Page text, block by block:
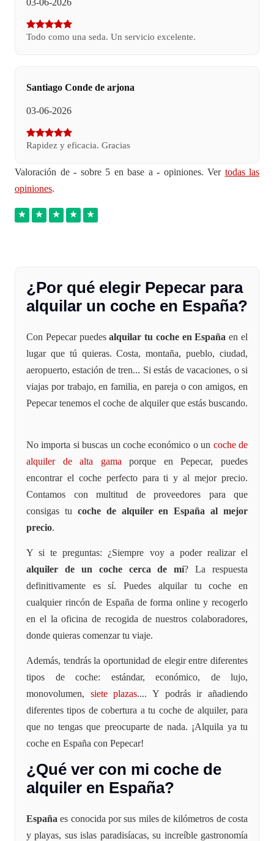
03-06-2026
Todo como una seda. Un servicio excelente.
Santiago Conde de arjona
03-06-2026
Rapidez y eficacia. Gracias
Valoración de - sobre 5 en base a - opiniones. Ver todas las
opiniones.
¿Por qué elegir Pepecar para
alquilar un coche en España?
Con Pepecar puedesalquilar tu coche en Españaen el
lugar que tú quieras. Costa, montaña, pueblo, ciudad,
aeropuerto, estación de tren... Si estás de vacaciones, o si
viajas por trabajo, en familia, en pareja o con amigos, en
Pepecar tenemos el coche de alquiler que estás buscando.
No importa si buscas un coche económico o un coche de
alquiler de alta gama porque en Pepecar, puedes
encontrar el coche perfecto para ti y al mejor precio.
Contamos con multitud de proveedores para que
consigas tu coche de alquiler en España al mejor
precio.
Y si te preguntas: ¿Siempre voy a poder realizar el
alquiler de un coche cerca de mí? La respuesta
definitivamente es sí. Puedes alquilar tu coche en
cualquier rincón de España de forma online y recogerlo
en el la oficina de recogida de nuestros colaboradores,
donde quieras comenzar tu viaje.
Además, tendrás la oportunidad de elegir entre diferentes
tipos de coche: estándar, económico, de lujo,
monovolumen, siete plazas.... Y podrás ir añadiendo
diferentes tipos de cobertura a tu coche de alquiler, para
que no tengas que preocuparte de nada. ¡Alquila ya tu
coche en España con Pepecar!
¿Qué ver con mi coche de
alquiler en España?
Españaes conocida por sus miles de kilómetros de costa
y playas, sus islas paradisíacas, su increíble gastronomía